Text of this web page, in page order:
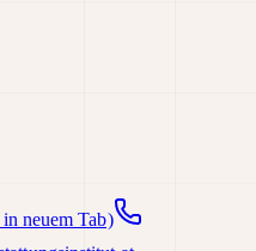
neuem Tab)